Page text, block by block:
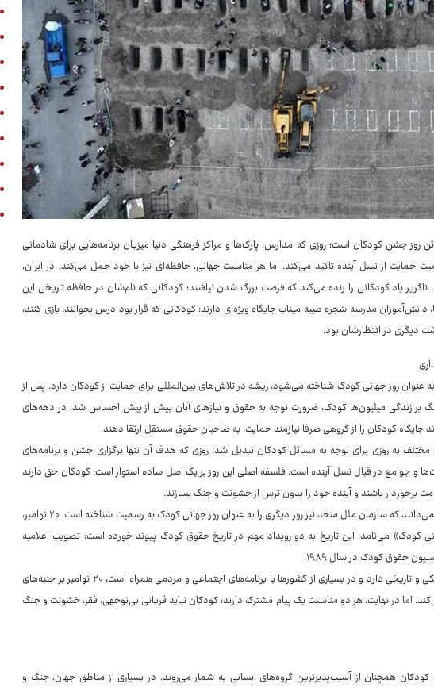
روز جشن کودکان است؛ روزی که مدارس، پارک‌ها و مراکز فرهنگی دنیا میزبان برنامه‌هایی برای شادمانی
حمایت از نسل آینده تاکید می‌کند. اما هر مناسبت جهانی، حافظه‌ای نیز با خود حمل می‌کند. در ایران،
یاد کودکانی را زنده می‌کند که فرصت بزرگ شدن نیافتند؛ کودکانی که نام‌شان در حافظه تاریخی این
مدرسه شجره طیبه میناب جایگاه ویژه‌ای دارند؛ کودکانی که قرار بود درس بخوانند، بازی کنند،
دیگری در انتظارشان بود.
عنوان روز جهانی کودک شناخته می‌شود، ریشه در تلاش‌های بین‌المللی برای حمایت از کودکان دارد. پس از
بر زندگی میلیون‌ها کودک، ضرورت توجه به حقوق و نیازهای آنان بیش از پیش احساس شد. در دهه‌های
جایگاه کودکان را از گروهی صرفا نیازمند حمایت، به صاحبان حقوق مستقل ارتقا دهند.
مختلف به روزی برای توجه به مسائل کودکان تبدیل شد؛ روزی که هدف آن تنها برگزاری جشن و برنامه‌های
و جوامع در قبال نسل آینده است. فلسفه اصلی این روز بر یک اصل ساده استوار است: کودکان حق دارند
برخوردار باشند و آینده خود را بدون ترس از خشونت و جنگ بسازند.
با وجود شهرت اول ژوئن، بسیاری از مردم نمی‌دانند که سازمان ملل متحد نیز روز دیگری را به عنوان روز جهانی کودک به رسمیت شناخته است. ۲۰ نوامبر،
کودک» می‌نامد. این تاریخ به دو رویداد مهم در تاریخ حقوق کودک پیوند خورده است؛ تصویب اعلامیه
در واقع، اگر اول ژوئن بیشتر ریشه‌ای فرهنگی و تاریخی دارد و در بسیاری از کشورها با برنامه‌های اجتماعی و مردمی همراه است، ۲۰ نوامبر بر جنبه‌های
اما در نهایت، هر دو مناسبت یک پیام مشترک دارند: کودکان نباید قربانی بی‌توجهی، فقر، خشونت و جنگ
همچنان از آسیب‌پذیرترین گروه‌های انسانی به شمار می‌روند. در بسیاری از مناطق جهان، جنگ و